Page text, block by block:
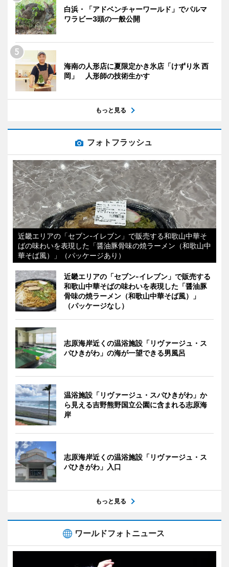
白浜・「アドベンチャーワールド」でパルマ
ワラビー3頭の一般公開
海南の人形店に夏限定かき氷店「けずり氷 西
岡」 人形師の技術生かす
もっと見る
フォトフラッシュ
近畿エリアの「セブン-イレブン」で販売する和歌山中華そ
ばの味わいを表現した「醤油豚骨味の焼ラーメン（和歌山中
華そば風）」（パッケージあり）
近畿エリアの「セブン-イレブン」で販売する
和歌山中華そばの味わいを表現した「醤油豚
骨味の焼ラーメン（和歌山中華そば風）」
（パッケージなし）
志原海岸近くの温浴施設「リヴァージュ・ス
パひきがわ」の海が一望できる男風呂
温浴施設「リヴァージュ・スパひきがわ」か
ら見える吉野熊野国立公園に含まれる志原海
岸
志原海岸近くの温浴施設「リヴァージュ・ス
パひきがわ」入口
もっと見る
ワールドフォトニュース